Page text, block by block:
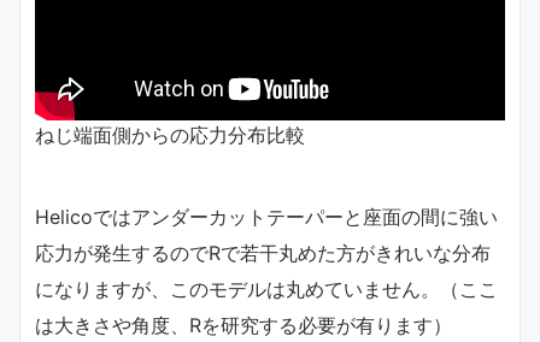
ねじ端面側からの応力分布比較
Helicoではアンダーカットテーパーと座面の間に強い
応力が発生するのでRで若干丸めた方がきれいな分布
になりますが、このモデルは丸めていません。（ここ
は大きさや角度、Rを研究する必要が有ります）